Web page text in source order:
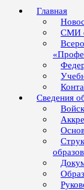
Главная
СМИ
Сведения